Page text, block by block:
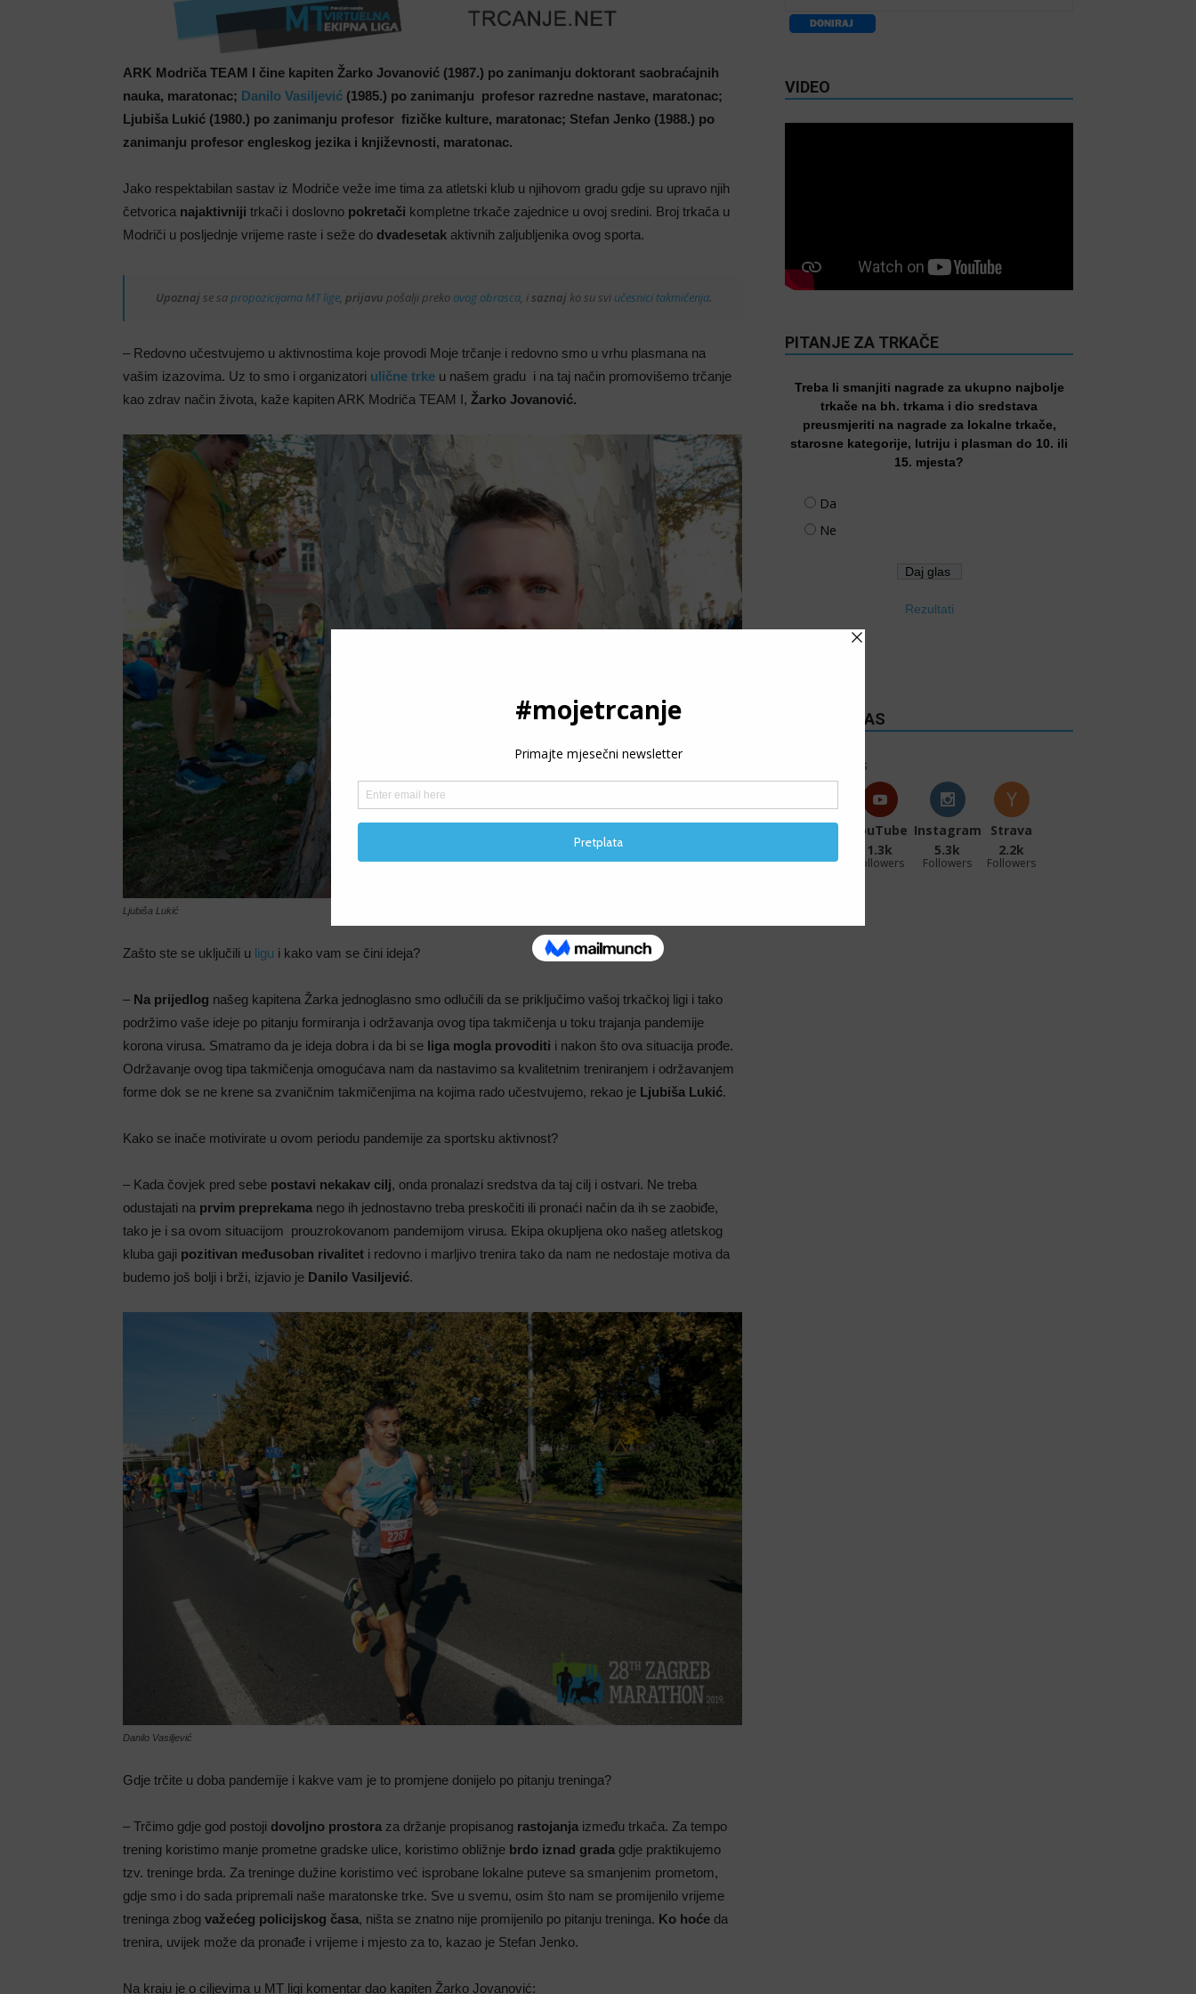
ARK Modriča TEAM I čine kapiten Žarko Jovanović (1987.) po zanimanju doktorant saobraćajnih
nauka, maratonac; Danilo Vasiljević (1985.) po zanimanju profesor razredne nastave, maratonac;
Ljubiša Lukić (1980.) po zanimanju profesor fizičke kulture, maratonac; Stefan Jenko (1988.) po
zanimanju profesor engleskog jezika i književnosti, maratonac.
Jako respektabilan sastav iz Modriče veže ime tima za atletski klub u njihovom gradu gdje su upravo njih
četvorica najaktivniji trkači i doslovno pokretači kompletne trkače zajednice u ovoj sredini. Broj trkača u
Modriči u posljednje vrijeme raste i seže do dvadesetak aktivnih zaljubljenika ovog sporta.
Upoznajse sapropozicijama MT lige, prijavu pošalji preko ovog obrasca, isaznajko su svi učesnici takmičenja.
– Redovno učestvujemo u aktivnostima koje provodi Moje trčanje i redovno smo u vrhu plasmana na
vašim izazovima. Uz to smo i organizatori ulične trke u našem gradu i na taj način promovišemo trčanje
kao zdrav način života, kaže kapiten ARK Modriča TEAM I, Žarko Jovanović.
Ljubiša Lukić
Zašto ste se uključili u ligu i kako vam se čini ideja?
– Na prijedlog našeg kapitena Žarka jednoglasno smo odlučili da se priključimo vašoj trkačkoj ligi i tako
podržimo vaše ideje po pitanju formiranja i održavanja ovog tipa takmičenja u toku trajanja pandemije
korona virusa. Smatramo da je ideja dobra i da bi se liga mogla provoditi i nakon što ova situacija prođe.
Održavanje ovog tipa takmičenja omogućava nam da nastavimo sa kvalitetnim treniranjem i održavanjem
forme dok se ne krene sa zvaničnim takmičenjima na kojima rado učestvujemo, rekao je Ljubiša Lukić.
Kako se inače motivirate u ovom periodu pandemije za sportsku aktivnost?
– Kada čovjek pred sebe postavi nekakav cilj, onda pronalazi sredstva da taj cilj i ostvari. Ne treba
odustajati na prvim preprekama nego ih jednostavno treba preskočiti ili pronaći način da ih se zaobiđe,
tako je i sa ovom situacijom prouzrokovanom pandemijom virusa. Ekipa okupljena oko našeg atletskog
kluba gaji pozitivan međusoban rivalitet i redovno i marljivo trenira tako da nam ne nedostaje motiva da
budemo još bolji i brži, izjavio je Danilo Vasiljević.
Danilo Vasiljević
Gdje trčite u doba pandemije i kakve vam je to promjene donijelo po pitanju treninga?
– Trčimo gdje god postoji dovoljno prostora za držanje propisanog rastojanja između trkača. Za tempo
trening koristimo manje prometne gradske ulice, koristimo obližnje brdo iznad grada gdje praktikujemo
tzv. treninge brda. Za treninge dužine koristimo već isprobane lokalne puteve sa smanjenim prometom,
gdje smo i do sada pripremali naše maratonske trke. Sve u svemu, osim što nam se promijenilo vrijeme
treninga zbog važećeg policijskog časa, ništa se znatno nije promijenilo po pitanju treninga. Ko hoće da
trenira, uvijek može da pronađe i vrijeme i mjesto za to, kazao je Stefan Jenko.
Na kraju je o ciljevima u MT ligi komentar dao kapiten Žarko Jovanović:
VIDEO
PITANJE ZA TRKAČE
Treba li smanjiti nagrade za ukupno najbolje
trkače na bh. trkama i dio sredstava
preusmjeriti na nagrade za lokalne trkače,
starosne kategorije, lutriju i plasman do 10. ili
15. mjesta?
Da
Ne
Rezultati
PRATITE NAS
Follows
Facebook
Followers
YouTube
1.3k
Followers
Instagram
5.3k
Followers
Strava
2.2k
Followers